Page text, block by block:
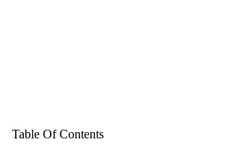
Table Of Contents